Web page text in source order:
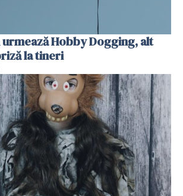
Hobby Dogging, alt
la tineri